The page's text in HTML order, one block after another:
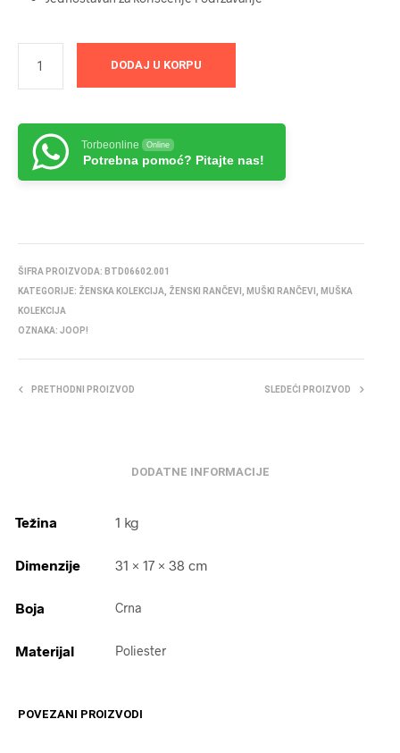
DODAJ U KORPU
Torbeonline Online
Potrebna pomoć? Pitajte nas!
ŠIFRA PROIZVODA: BTD06602.001
KATEGORIJE: ŽENSKA KOLEKCIJA ŽENSKI RANČEVI MUŠKI RANČEVI
MUŠKA
KOLEKCIJA
OZNAKA: JOOP!
PRETHODNI PROIZVOD SLEDEĆI PROIZVOD
DODATNE INFORMACIJE
Težina 1 kg
Dimenzije 31 × 17 × 38 cm
Boja Crna
Materijal Poliester
POVEZANI PROIZVODI